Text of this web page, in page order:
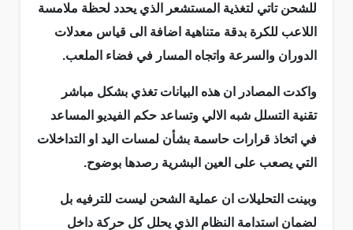
للشحن تاتي لتغذية المستشعر الذي يحدد لحظة ملامسة
اللاعب للكرة بدقة متناهية اضافة الى قياس معدلات
الدوران والسرعة واتجاه المسار في فضاء الملعب.
واكدت المصادر ان هذه البيانات تغذي بشكل مباشر
تقنية التسلل شبه الالي وتساعد حكم الفيديو المساعد
في اتخاذ قرارات حاسمة بشأن لمسات اليد او التداخلات
التي يصعب على العين البشرية رصدها بوضوح.
وبينت التحليلات ان عملية الشحن ليست للترفيه بل
لضمان استدامة النظام الذي يحلل كل حركة داخل